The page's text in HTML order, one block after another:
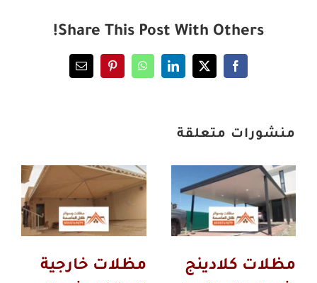
Share This Post With Others!
Facebook
X
LinkedIn
WhatsApp
Pinterest
Email
منشورات متعلقة
مظلات كلادينج
مظلات خارجية